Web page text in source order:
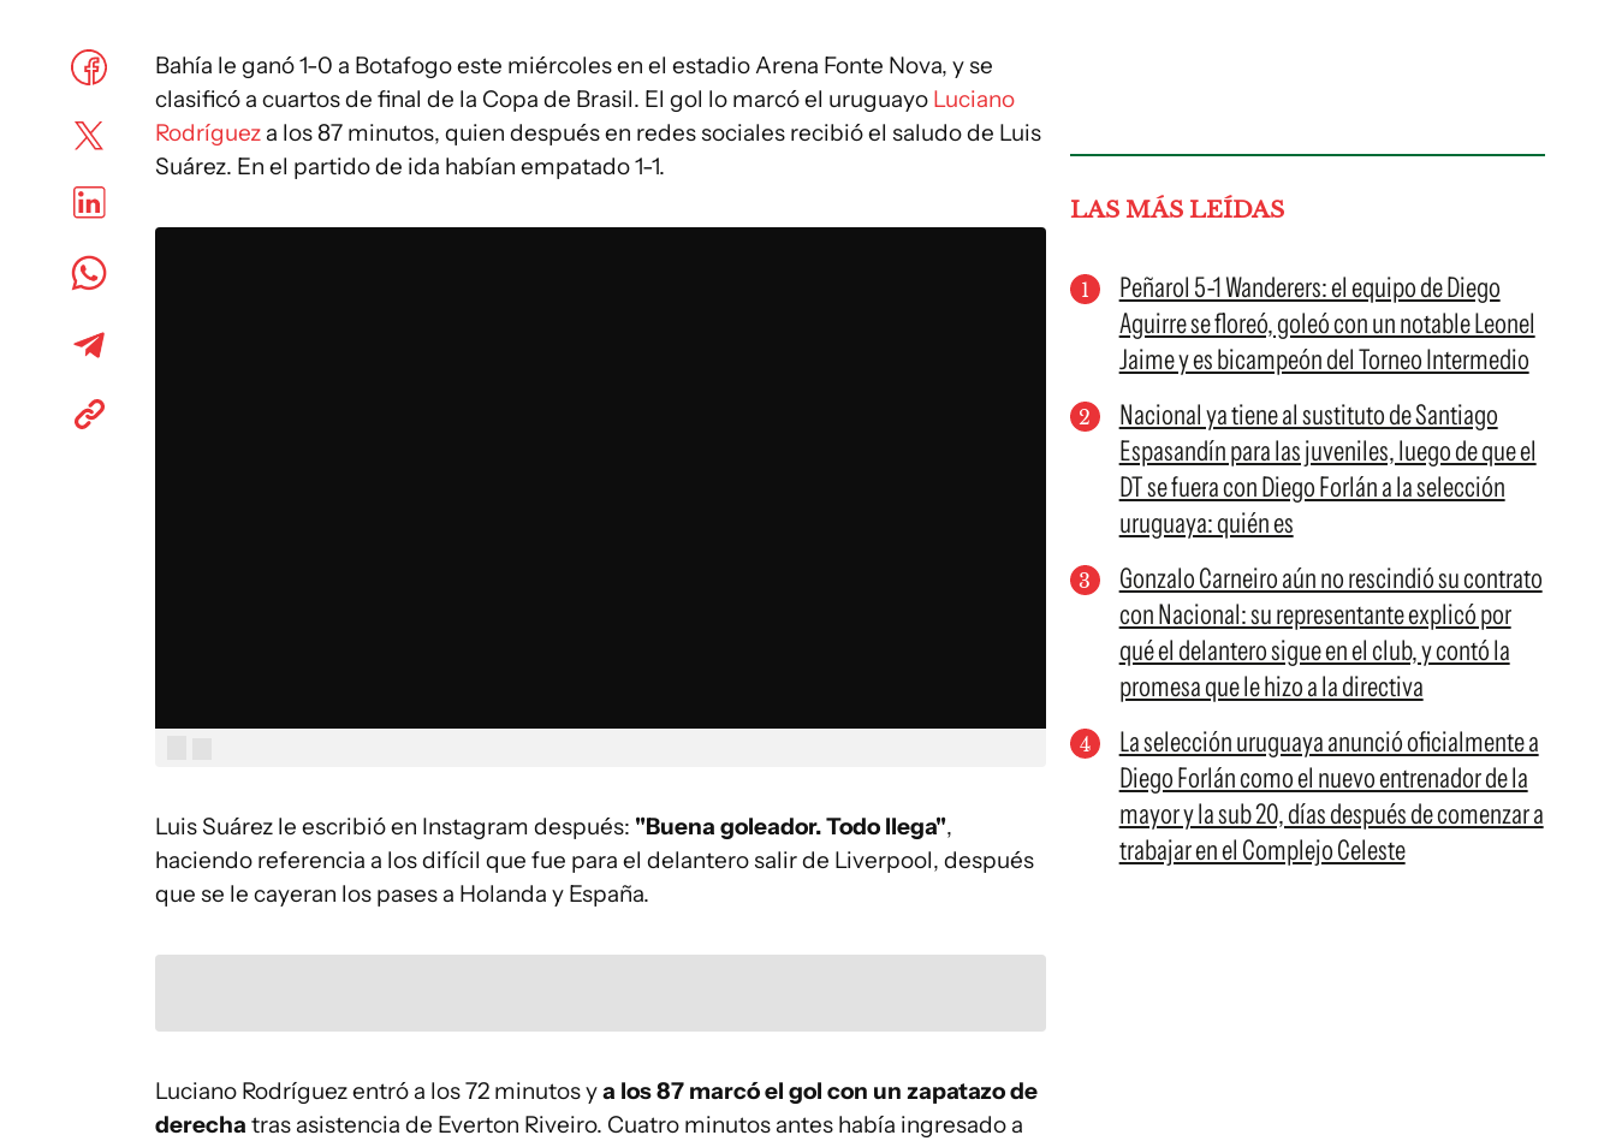
Bahía le ganó 1-0 a Botafogo este miércoles en el estadio Arena Fonte Nova, y se
clasificó a cuartos de final de la Copa de Brasil. El gol lo marcó el uruguayo Luciano
Rodríguez a los 87 minutos, quien después en redes sociales recibió el saludo de Luis
Suárez. En el partido de ida habían empatado 1-1.
Luis Suárez le escribió en Instagram después: "Buena goleador. Todo llega",
haciendo referencia a los difícil que fue para el delantero salir de Liverpool, después
que se le cayeran los pases a Holanda y España.
Luciano Rodríguez entró a los 72 minutos ya los 87 marcó el gol con un zapatazo de
derecha tras asistencia de Everton Riveiro. Cuatro minutos antes había ingresado a
LAS MÁS LEÍDAS
Peñarol 5-1 Wanderers: el equipo de Diego
Aguirre se floreó, goleó con un notable Leonel
Jaime y es bicampeón del Torneo Intermedio
Nacional ya tiene al sustituto de Santiago
Espasandín para las juveniles, luego de que el
DT se fuera con Diego Forlán a la selección
uruguaya: quién es
Gonzalo Carneiro aún no rescindió su contrato
con Nacional: su representante explicó por
qué el delantero sigue en el club, y contó la
promesa que le hizo a la directiva
La selección uruguaya anunció oficialmente a
Diego Forlán como el nuevo entrenador de la
mayor y la sub 20, días después de comenzar a
trabajar en el Complejo Celeste